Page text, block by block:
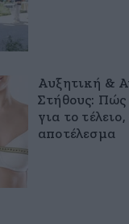
Αυξητική &
Στήθους: Πώς
για το
αποτέλεσμα